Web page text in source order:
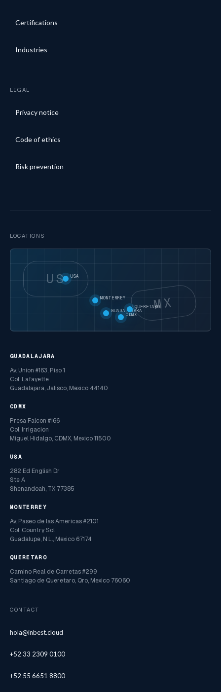
Certifications
Industries
LEGAL
Privacy notice
Code of ethics
Risk prevention
LOCATIONS
US
MX
USA
MONTERREY
GUADALAJARA
CDMX
QUERETARO
GUADALAJARA
Av. Union #163, Piso 1
Col. Lafayette
Guadalajara, Jalisco, Mexico 44140
CDMX
Presa Falcon #166
Col. Irrigacion
Miguel Hidalgo, CDMX, Mexico 11500
USA
282 Ed English Dr
Ste A
Shenandoah, TX 77385
MONTERREY
Av. Paseo de las Americas #2101
Col. Country Sol
Guadalupe, N.L., Mexico 67174
QUERETARO
Camino Real de Carretas #299
Santiago de Queretaro, Qro, Mexico 76060
CONTACT
hola@inbest.cloud
+52 33 2309 0100
+52 55 6651 8800